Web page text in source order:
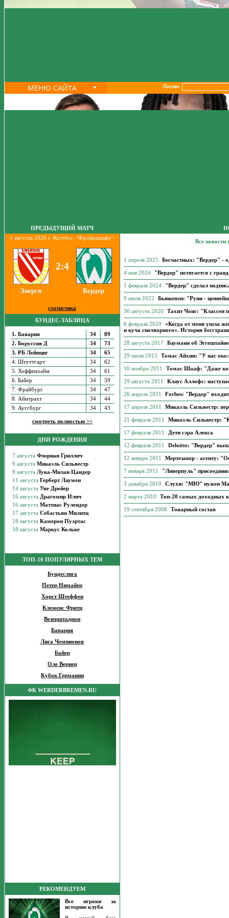
МЕНЮ САЙТА Логин:
ПРЕДЫДУЩИЙ МАТЧ
1 августа 2026 г. Коттбус. "Фройндшафт".
2:4
Энерги Вердер
статистика
БУНДЕС-ТАБЛИЦА
1. Бавария 34
89
2. Боруссия Д
34
73
3. РБ Лейпциг
34
65
4. Штуттгарт
34
62
5. Хоффенхайм
34
61
6. Байер
34
59
7. Фрайбург
34
47
8. Айнтрахт
34
44
9. Аугсбург
34 43
смотреть полностью >>
ДНИ РОЖДЕНИЯ
ТОП-10 ПОПУЛЯРНЫХ ТЕМ
Бундеслига
Петер Нимайер
Хорст Штеффен
Клеменс Фритц
Везерштадион
Бавария
Лига Чемпионов
Байер
Оле Вернер
Кубок Германии
ФК WERDERBREMEN.RU
РЕКОМЕНДУЕМ
Все игроки за
историю клуба
Все
1 апреля 2025 Бесчастных: "Вердер" -
4 мая 2024 "Вердер" потягается с
1 февраля 2024 "Вердер" сделал
9 июля 2022 Бьюкенэн: "Руни -
30 августа 2020 Тахит Чонг: "Классен
6 февраля 2020
«Когда от меня ушла
и куча снотворного». История
28 августа 2017 Бауманн об
29 июля 2015 Томас Айхин: "У нас
10 ноября 2011 Томас Шааф: "Даже
29 августа 2011 Клаус Аллофс:
26 апреля 2011 Forbes: "Вердер"
17 апреля 2011 Микаэль Сильвестр:
21 февраля 2011 Микаэль Сильвестр:
17 февраля 2011 Дети сэра Алекса
12 февраля 2011 Deloitte: "Вердер"
12 января 2011 Мертезакер - агенту:
7 января 2011 "Ливерпуль"
3 декабря 2010 Слухи: "МЮ" нужен
2 марта 2010 Топ-20 самых доходных
19 сентября 2008 Товарный состав